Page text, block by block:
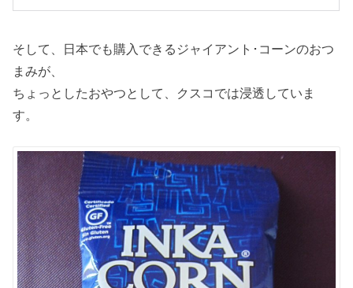
そして、日本でも購入できるジャイアント･コーンのおつ
まみが、
ちょっとしたおやつとして、クスコでは浸透していま
す。